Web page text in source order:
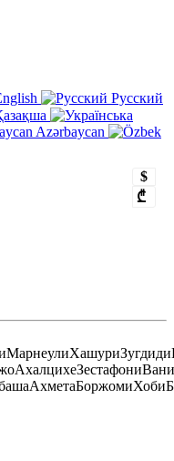
Русский
Azərbaycan
$
₾
МарнеулиХашуриЗугдиди
АхалцихеЗестафониВани
АхметаБоржомиХоби